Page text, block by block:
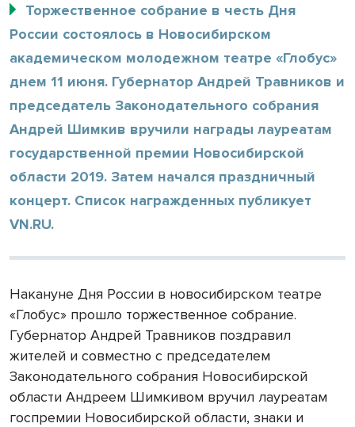
Торжественное собрание в честь Дня
России состоялось в Новосибирском
академическом молодежном театре «Глобус»
днем 11 июня. Губернатор Андрей Травников и
председатель Законодательного собрания
Андрей Шимкив вручили награды лауреатам
государственной премии Новосибирской
области 2019. Затем начался праздничный
концерт. Список награжденных публикует
VN.RU.
Накануне Дня России в новосибирском театре
«Глобус» прошло торжественное собрание.
Губернатор Андрей Травников поздравил
жителей и совместно с председателем
Законодательного собрания Новосибирской
области Андреем Шимкивом вручил лауреатам
госпремии Новосибирской области, знаки и